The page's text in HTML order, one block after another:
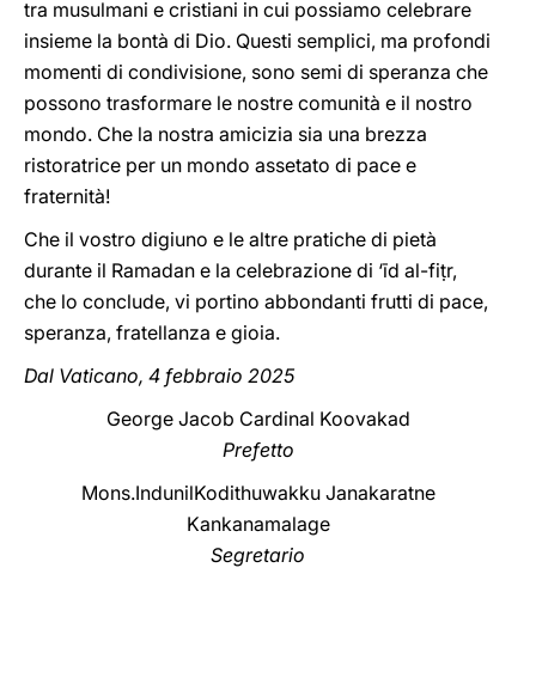
tra musulmani e cristiani in cui possiamo celebrare
insieme la bontà di Dio. Questi semplici, ma profondi
momenti di condivisione, sono semi di speranza che
possono trasformare le nostre comunità e il nostro
mondo. Che la nostra amicizia sia una brezza
ristoratrice per un mondo assetato di pace e
fraternità!
Che il vostro digiuno e le altre pratiche di pietà
durante il Ramadan e la celebrazione di ‘īd al-fiṭr,
che lo conclude, vi portino abbondanti frutti di pace,
speranza, fratellanza e gioia.
Dal Vaticano, 4 febbraio 2025
George Jacob Cardinal Koovakad
Prefetto
Mons.IndunilKodithuwakku Janakaratne
Kankanamalage
Segretario